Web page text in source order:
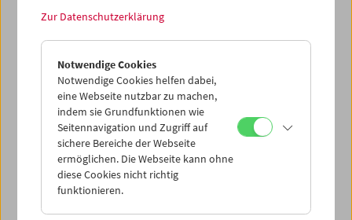
Zur Datenschutzerklärung
Notwendige Cookies
Notwendige Cookies helfen dabei,
eine Webseite nutzbar zu machen,
indem sie Grundfunktionen wie
Seitennavigation und Zugriff auf
sichere Bereiche der Webseite
ermöglichen. Die Webseite kann ohne
diese Cookies nicht richtig
funktionieren.